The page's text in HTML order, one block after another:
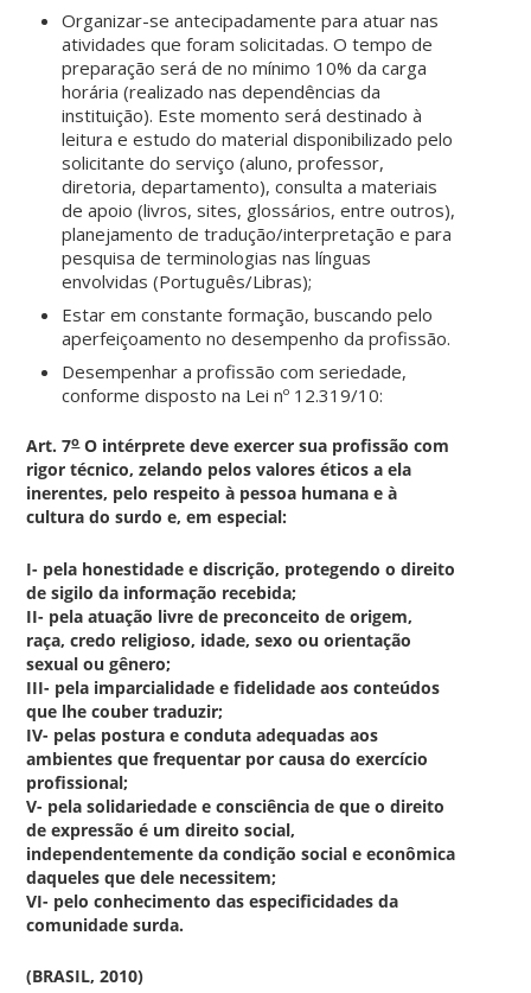
Organizar-se antecipadamente para atuar nas
atividades que foram solicitadas. O tempo de
preparação será de no mínimo 10% da carga
horária (realizado nas dependências da
instituição). Este momento será destinado à
leitura e estudo do material disponibilizado pelo
solicitante do serviço (aluno, professor,
diretoria, departamento), consulta a materiais
de apoio (livros, sites, glossários, entre outros),
planejamento de tradução/interpretação e para
pesquisa de terminologias nas línguas
envolvidas (Português/Libras);
Estar em constante formação, buscando pelo
aperfeiçoamento no desempenho da profissão.
Desempenhar a profissão com seriedade,
conforme disposto na Lei nº 12.319/10:
Art. 7oO intérprete deve exercer sua profissão com
rigor técnico, zelando pelos valores éticos a ela
inerentes, pelo respeito à pessoa humana e à
cultura do surdo e, em especial:
I- pela honestidade e discrição, protegendo o direito
de sigilo da informação recebida;
II- pela atuação livre de preconceito de origem,
raça, credo religioso, idade, sexo ou orientação
sexual ou gênero;
III- pela imparcialidade e fidelidade aos conteúdos
que lhe couber traduzir;
IV- pelas postura e conduta adequadas aos
ambientes que frequentar por causa do exercício
profissional;
V- pela solidariedade e consciência de que o direito
de expressão é um direito social,
independentemente da condição social e econômica
daqueles que dele necessitem;
VI- pelo conhecimento das especificidades da
comunidade surda.
(BRASIL, 2010)